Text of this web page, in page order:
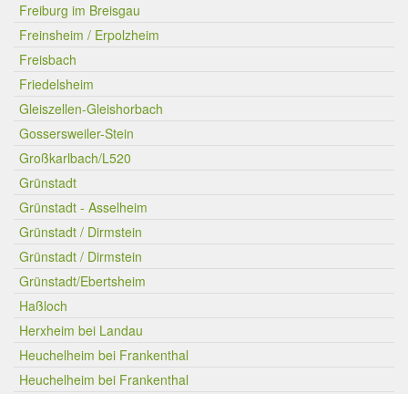
Freiburg im Breisgau
Freinsheim / Erpolzheim
Freisbach
Friedelsheim
Gleiszellen-Gleishorbach
Gossersweiler-Stein
Großkarlbach/L520
Grünstadt
Grünstadt - Asselheim
Grünstadt / Dirmstein
Grünstadt / Dirmstein
Grünstadt/Ebertsheim
Haßloch
Herxheim bei Landau
Heuchelheim bei Frankenthal
Heuchelheim bei Frankenthal